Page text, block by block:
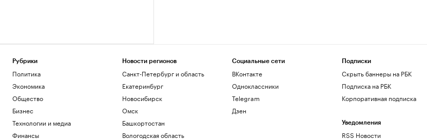
Рубрики
Политика
Экономика
Общество
Бизнес
Технологии и медиа
Финансы
Новости регионов
Санкт-Петербург и область
Екатеринбург
Новосибирск
Омск
Башкортостан
Вологодская область
Социальные сети
ВКонтакте
Одноклассники
Telegram
Дзен
Подписки
Скрыть баннеры на РБК
Подписка на РБК
Корпоративная подписка
Уведомления
RSS Новости